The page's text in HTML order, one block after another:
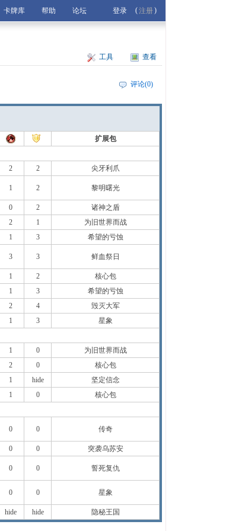
登录 (注册)
论坛
帮助
卡牌库
工具 查看
评论(0)
扩展包
2 2 尖牙利爪
1 2 黎明曙光
0 2
诸神之盾
2 1
为旧世界而战
1 3 希望的亏蚀
3 3 鲜血祭日
1 2
核心包
1 3
希望的亏蚀
2 4
毁灭大军
1 3
星象
1 0
为旧世界而战
2 0
核心包
1 hide
坚定信念
1 0
核心包
0 0 传奇
0 0 突袭乌苏安
0 0 誓死复仇
0 0 星象
hide hide 隐秘王国